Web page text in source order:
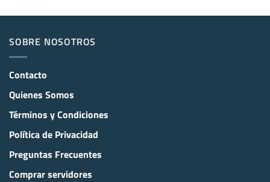
SOBRE NOSOTROS
Contacto
Quienes Somos
Términos y Condiciones
Política de Privacidad
Preguntas Frecuentes
Comprar servidores